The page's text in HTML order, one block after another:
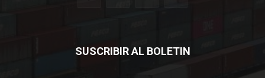
SUSCRIBIR AL BOLETIN